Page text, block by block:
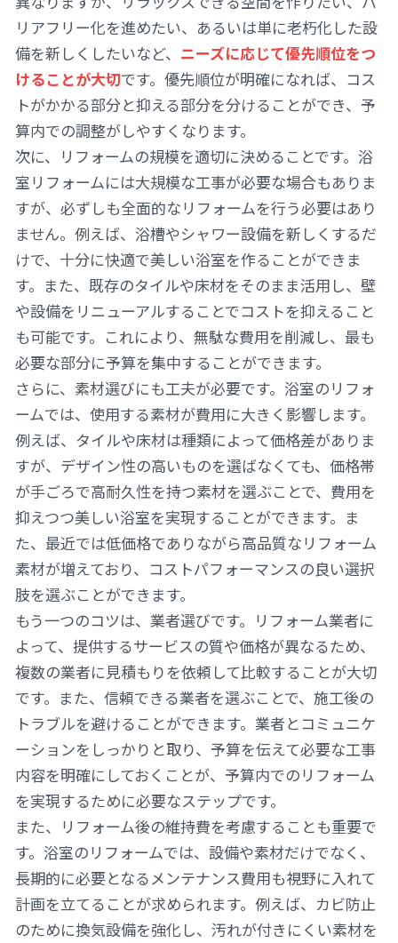
リアフリー化を進めたい、あるいは単に老朽化した設
備を新しくしたいなど、 ニーズに応じて優先順位をつ
けることが大切です。優先順位が明確になれば、コス
トがかかる部分と抑える部分を分けることができ、予
算内での調整がしやすくなります。
次に、リフォームの規模を適切に決めることです。浴
室リフォームには大規模な工事が必要な場合もありま
すが、必ずしも全面的なリフォームを行う必要はあり
ません。例えば、浴槽やシャワー設備を新しくするだ
けで、十分に快適で美しい浴室を作ることができま
す。また、既存のタイルや床材をそのまま活用し、壁
や設備をリニューアルすることでコストを抑えること
も可能です。これにより、無駄な費用を削減し、最も
必要な部分に予算を集中することができます。
さらに、素材選びにも工夫が必要です。浴室のリフォ
ームでは、使用する素材が費用に大きく影響します。
例えば、タイルや床材は種類によって価格差がありま
すが、デザイン性の高いものを選ばなくても、価格帯
が手ごろで高耐久性を持つ素材を選ぶことで、費用を
抑えつつ美しい浴室を実現することができます。ま
た、最近では低価格でありながら高品質なリフォーム
素材が増えており、コストパフォーマンスの良い選択
肢を選ぶことができます。
もう一つのコツは、業者選びです。リフォーム業者に
よって、提供するサービスの質や価格が異なるため、
複数の業者に見積もりを依頼して比較することが大切
です。また、信頼できる業者を選ぶことで、施工後の
トラブルを避けることができます。業者とコミュニケ
ーションをしっかりと取り、予算を伝えて必要な工事
内容を明確にしておくことが、予算内でのリフォーム
を実現するために必要なステップです。
また、リフォーム後の維持費を考慮することも重要で
す。浴室のリフォームでは、設備や素材だけでなく、
長期的に必要となるメンテナンス費用も視野に入れて
計画を立てることが求められます。例えば、カビ防止
のために換気設備を強化し、汚れが付きにくい素材を